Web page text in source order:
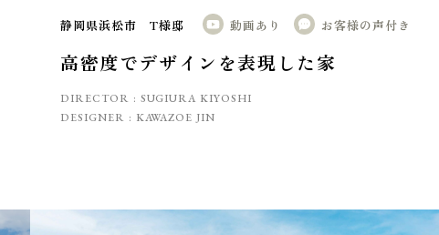
静岡県浜松市 T様邸 動画あり お客様の声付き
高密度でデザインを表現した家
DIRECTOR : SUGIURA KIYOSHI
DESIGNER : KAWAZOE JIN